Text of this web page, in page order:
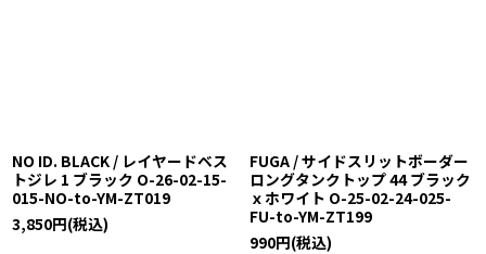
NO ID. BLACK / レイヤードベス
トジレ 1 ブラック O-26-02-15-
015-NO-to-YM-ZT019
3,850円(税込)
FUGA / サイドスリットボーダー
ロングタンクトップ 44 ブラック
ｘホワイト O-25-02-24-025-
FU-to-YM-ZT199
990円(税込)